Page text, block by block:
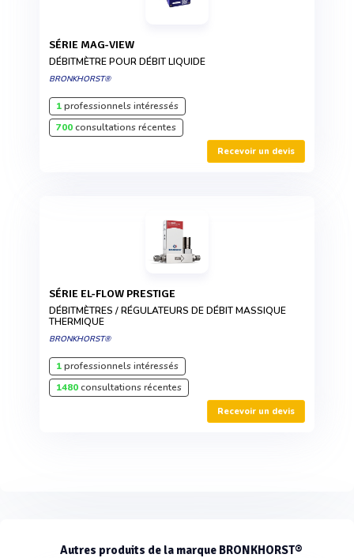
SÉRIE MAG-VIEW
DÉBITMÈTRE POUR DÉBIT LIQUIDE
BRONKHORST®
1professionnels intéressés
700consultations récentes
Recevoir un devis
SÉRIE EL-FLOW PRESTIGE
DÉBITMÈTRES / RÉGULATEURS DE DÉBIT MASSIQUE
THERMIQUE
BRONKHORST®
1professionnels intéressés
1480consultations récentes
Recevoir un devis
Autres produits de la marque BRONKHORST®